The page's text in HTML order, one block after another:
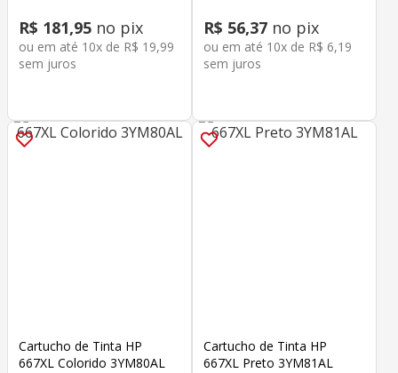
R$ 181,95 no pix
ou em até 10x de R$ 19,99
sem juros
R$ 56,37 no pix
ou em até 10x de R$ 6,19
sem juros
Cartucho de Tinta HP
667XL Colorido 3YM80AL
Cartucho de Tinta HP
667XL Preto 3YM81AL